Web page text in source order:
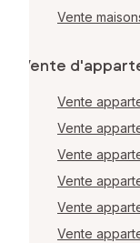
Vente
Vente
Vente
Vente
Vente
Vente
Vente
Vente